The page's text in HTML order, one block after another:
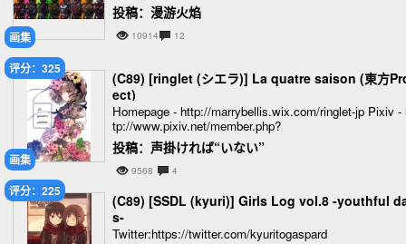
画集
投稿：漫游火焰
10914 12
画集
评分：325
(C89) [ringlet (シエラ)] La quatre saison (東方
ect)
Homepage - http://marrybellis.wix.com/ringlet-jp Pixiv -
tp://www.pixiv.net/member.php?
投稿：声掛ければ“いない”
9568 4
评分：225
(C89) [SSDL (kyuri)] Girls Log vol.8 -youthful
s-
Twitter:https://twitter.com/kyuritogaspard